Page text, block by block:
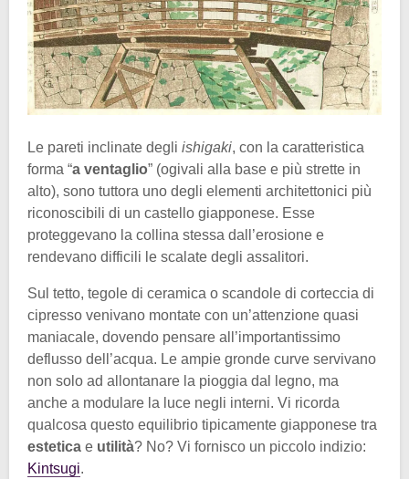
Le pareti inclinate degli ishigaki, con la caratteristica
forma “a ventaglio” (ogivali alla base e più strette in
alto), sono tuttora uno degli elementi architettonici più
riconoscibili di un castello giapponese. Esse
proteggevano la collina stessa dall’erosione e
rendevano difficili le scalate degli assalitori.
Sul tetto, tegole di ceramica o scandole di corteccia di
cipresso venivano montate con un’attenzione quasi
maniacale, dovendo pensare all’importantissimo
deflusso dell’acqua. Le ampie gronde curve servivano
non solo ad allontanare la pioggia dal legno, ma
anche a modulare la luce negli interni. Vi ricorda
qualcosa questo equilibrio tipicamente giapponese tra
estetica e utilità? No? Vi fornisco un piccolo indizio:
Kintsugi.